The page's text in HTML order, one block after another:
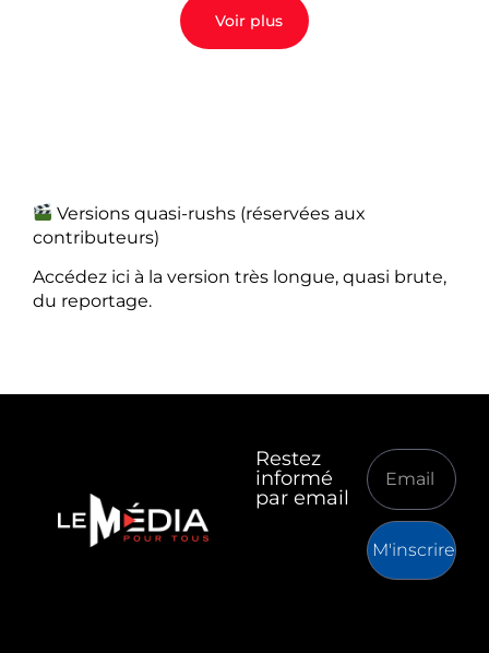
Voir plus
Versions quasi-rushs (réservées aux
contributeurs)
Accédez ici à la version très longue, quasi brute,
du reportage.
Restez
informé
par email
M'inscrire